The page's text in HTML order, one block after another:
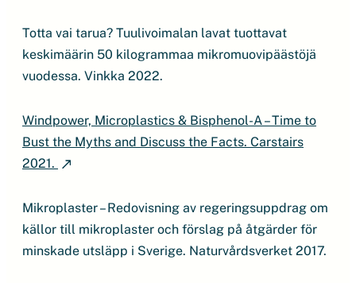
Totta vai tarua? Tuulivoimalan lavat tuottavat
keskimäärin 50 kilogrammaa mikromuovipäästöjä
vuodessa. Vinkka 2022.
Windpower, Microplastics & Bisphenol-A – Time to
Bust the Myths and Discuss the Facts. Carstairs
2021.
Mikroplaster – Redovisning av regeringsuppdrag om
källor till mikroplaster och förslag på åtgärder för
minskade utsläpp i Sverige. Naturvårdsverket 2017.